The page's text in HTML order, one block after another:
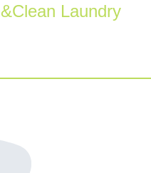
Laundry